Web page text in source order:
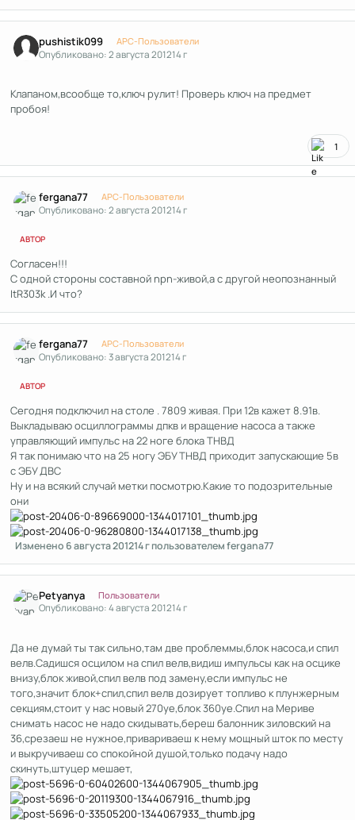
pushistik099 APC-Пользователи
Опубликовано:2 августа 201214 г
Клапаном,всообще то,ключ рулит! Проверь ключ на предмет
пробоя!
1
fergana77 APC-Пользователи
Опубликовано:2 августа 201214 г
АВТОР
Согласен!!!
С одной стороны составной npn-живой,а с другой неопознанный
ItR303k .И что?
fergana77 APC-Пользователи
Опубликовано:3 августа 201214 г
АВТОР
Сегодня подключил на столе . 7809 живая. При 12в кажет 8.91в.
Выкладываю осциллограммы дпкв и вращение насоса а также
управляющий импульс на 22 ноге блока ТНВД
Я так понимаю что на 25 ногу ЭБУ ТНВД приходит запускающие 5в
с ЭБУ ДВС
Ну и на всякий случай метки посмотрю.Какие то подозрительные
они
Изменено 6 августа 201214 гпользователем fergana77
Petyanya Пользователи
Опубликовано:4 августа 201214 г
Да не думай ты так сильно,там две проблеммы,блок насоса,и спил
велв.Садишся осцилом на спил велв,видиш импульсы как на осцике
внизу,блок живой,спил велв под замену,если импульс не
того,значит блок+спил,спил велв дозирует топливо к плунжерным
секциям,стоит у нас новый 270уе,блок 360уе.Спил на Мериве
снимать насос не надо скидывать,береш балонник зиловский на
36,срезаеш не нужное,привариваеш к нему мощный шток по месту
и выкручиваеш со спокойной душой,только подачу надо
скинуть,штуцер мешает,